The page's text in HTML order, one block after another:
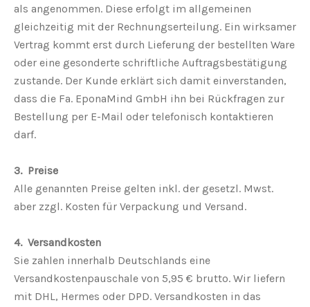
als angenommen. Diese erfolgt im allgemeinen
gleichzeitig mit der Rechnungserteilung. Ein wirksamer
Vertrag kommt erst durch Lieferung der bestellten Ware
oder eine gesonderte schriftliche Auftragsbestätigung
zustande. Der Kunde erklärt sich damit einverstanden,
dass die Fa. EponaMind GmbH ihn bei Rückfragen zur
Bestellung per E-Mail oder telefonisch kontaktieren
darf.
3. Preise
Alle genannten Preise gelten inkl. der gesetzl. Mwst.
aber zzgl. Kosten für Verpackung und Versand.
4. Versandkosten
Sie zahlen innerhalb Deutschlands eine
Versandkostenpauschale von 5,95 € brutto. Wir liefern
mit DHL, Hermes oder DPD. Versandkosten in das